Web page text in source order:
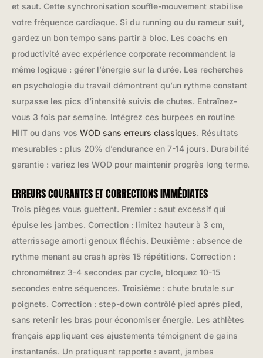
et saut. Cette synchronisation souffle-mouvement stabilise
votre fréquence cardiaque. Si du running ou du rameur suit,
gardez un bon tempo sans partir à bloc. Les coachs en
productivité avec expérience corporate recommandent la
même logique : gérer l’énergie sur la durée. Les recherches
en psychologie du travail démontrent qu’un rythme constant
surpasse les pics d’intensité suivis de chutes. Entraînez-
vous 3 fois par semaine. Intégrez ces burpees en routine
HIIT ou dans vos WOD sans erreurs classiques. Résultats
mesurables : plus 20% d’endurance en 7-14 jours. Durabilité
garantie : variez les WOD pour maintenir progrès long terme.
ERREURS COURANTES ET CORRECTIONS IMMÉDIATES
Trois pièges vous guettent. Premier : saut excessif qui
épuise les jambes. Correction : limitez hauteur à 3 cm,
atterrissage amorti genoux fléchis. Deuxième : absence de
rythme menant au crash après 15 répétitions. Correction :
chronométrez 3-4 secondes par cycle, bloquez 10-15
secondes entre séquences. Troisième : chute brutale sur
poignets. Correction : step-down contrôlé pied après pied,
sans retenir les bras pour économiser énergie. Les athlètes
français appliquant ces ajustements témoignent de gains
instantanés. Un pratiquant rapporte : avant, jambes